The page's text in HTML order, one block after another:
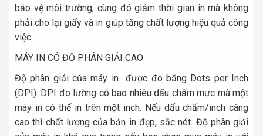
bảo vệ môi trường, cùng đó giảm thời gian in mà không
phải cho lại giấy và in giúp tăng chất lượng hiệu quả công
việc.
MÁY IN CÓ ĐỘ PHÂN GIẢI CAO
Độ phân giải của máy in được đo bằng Dots per Inch
(DPI). DPI đo lường có bao nhiêu dấu chấm mực mà một
máy in có thể in trên một inch. Nếu dấu chấm/inch càng
cao thì chất lượng của bản in đẹp, sắc nét. Độ phân giải